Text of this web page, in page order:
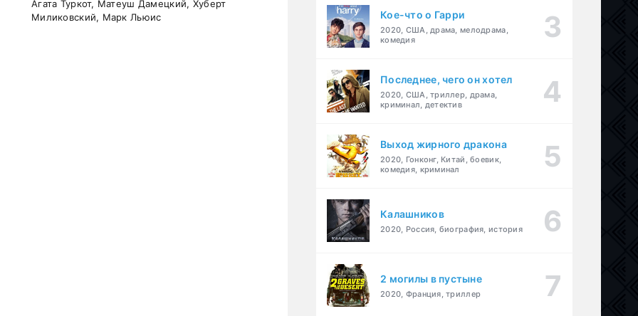
Агата Туркот, Матеуш Дамецкий, Хуберт
Миликовский, Марк Льюис
Кое-что о Гарри
2020, США, драма, мелодрама,
комедия
Последнее, чего он хотел
2020, США, триллер, драма,
криминал, детектив
Выход жирного дракона
2020, Гонконг, Китай, боевик,
комедия, криминал
Калашников
2020, Россия, биография, история
2 могилы в пустыне
2020, Франция, триллер